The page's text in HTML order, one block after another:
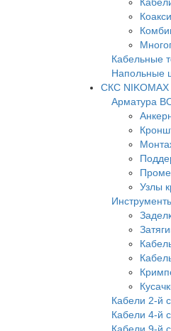
Кабельные
Напольные
СКС NIKOMAX
Арматура
Узлы
Кабели 2-й
Кабели 4-й